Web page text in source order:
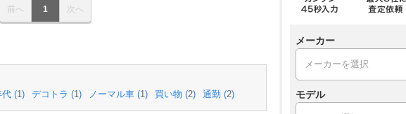
前へ 1 次へ
代 (1 ) デコトラ (1 ) ノーマル車 (1 ) 買い物 (2) 通勤 (2)
メーカー
モデル